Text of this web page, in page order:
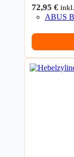
72,95 €
ABUS